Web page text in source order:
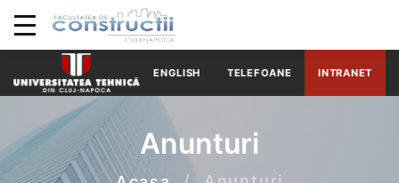
ENGLISH TELEFOANE INTRANET
Anunturi